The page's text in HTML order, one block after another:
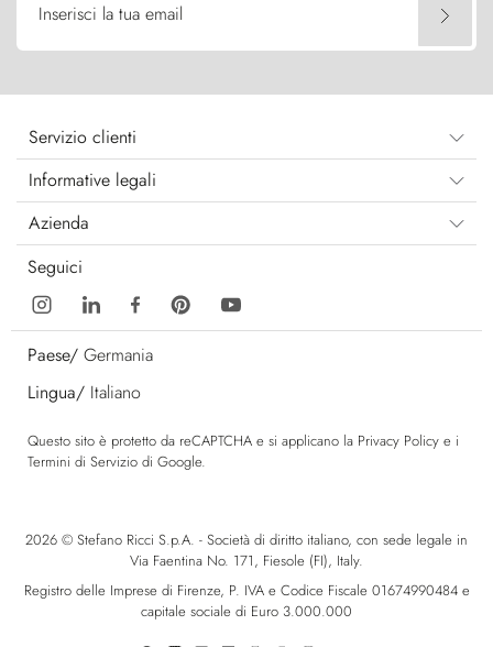
Inserisci la tua email
Servizio clienti
Informative legali
Azienda
Seguici
Paese/ Germania
Lingua/ Italiano
Questo sito è protetto da reCAPTCHA e si applicano la Privacy Policy e i
Termini di Servizio di Google.
2026 © Stefano Ricci S.p.A. - Società di diritto italiano, con sede legale in
Via Faentina No. 171, Fiesole (FI), Italy.
Registro delle Imprese di Firenze, P. IVA e Codice Fiscale 01674990484 e
capitale sociale di Euro 3.000.000